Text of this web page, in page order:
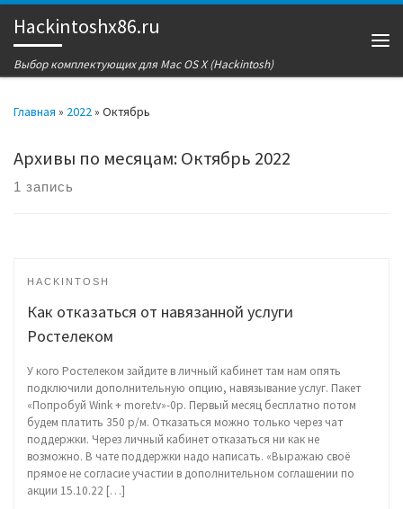
Перейти к содержимому
Hackintoshx86.ru
Выбор комплектующих для Mac OS X (Hackintosh)
Главная » 2022 » Октябрь
Архивы по месяцам:Октябрь 2022
1 запись
HACKINTOSH
Как отказаться от навязанной услуги
Ростелеком
У кого Ростелеком зайдите в личный кабинет там нам опять
подключили дополнительную опцию, навязывание услуг. Пакет
«Попробуй Wink + more.tv»-0р. Первый месяц бесплатно потом
будем платить 350 р/м. Отказаться можно только через чат
поддержки. Через личный кабинет отказаться ни как не
возможно. В чате поддержки надо написать. «Выражаю своё
прямое не согласие участии в дополнительном соглашении по
акции 15.10.22 […]